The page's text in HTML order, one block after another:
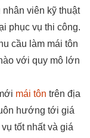
nhân viên kỹ thuật
phục vụ thi công.
cầu làm mái tôn
với quy mô lớn
mái tôn trên địa
hướng tới giá
tốt nhất và giá